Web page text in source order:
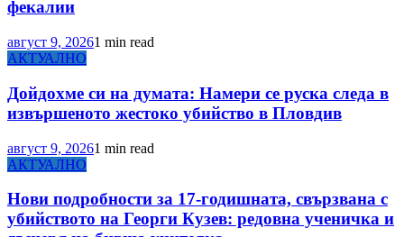
фекалии
август 9, 20261 min read
АКТУАЛНО
Дойдохме си на думата: Намери се руска следа в
извършеното жестоко убийство в Пловдив
август 9, 20261 min read
АКТУАЛНО
Нови подробности за 17-годишната, свързвана с
убийството на Георги Кузев: редовна ученичка и